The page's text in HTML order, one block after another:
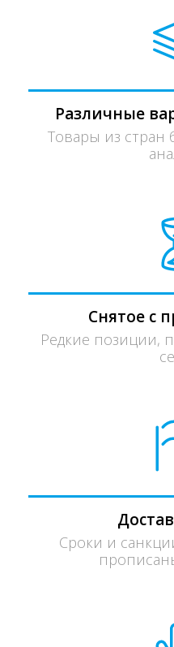
Различные
Товары из стран
Снятое с
Редкие позиции,
Сроки и